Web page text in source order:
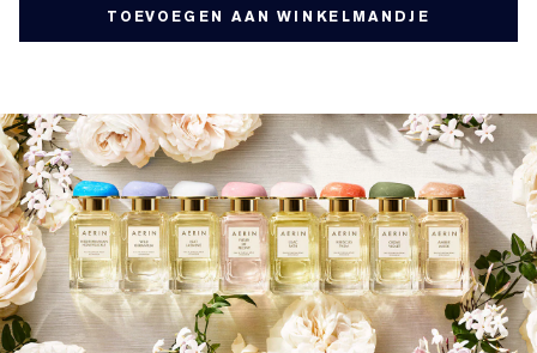
TOEVOEGEN AAN WINKELMANDJE